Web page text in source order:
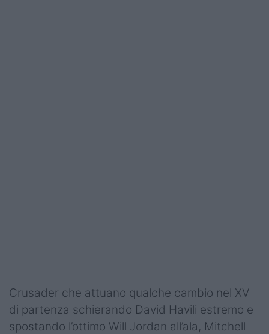
Crusader che attuano qualche cambio nel XV
di partenza schierando David Havili estremo e
spostando l’ottimo Will Jordan all’ala, Mitchell